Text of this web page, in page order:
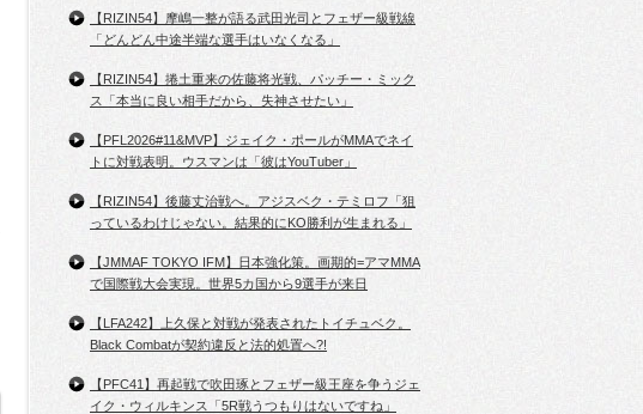
【RIZIN54】摩嶋一整が語る武田光司とフェザー級戦線
「どんどん中途半端な選手はいなくなる」
【RIZIN54】捲土重来の佐藤将光戦、パッチー・ミック
ス「本当に良い相手だから、失神させたい」
【PFL2026#11&MVP】ジェイク・ポールがMMAでネイ
トに対戦表明。ウスマンは「彼はYouTuber」
【RIZIN54】後藤丈治戦へ。アジスベク・テミロフ「狙
っているわけじゃない。結果的にKO勝利が生まれる」
【JMMAF TOKYO IFM】日本強化策。画期的=アマMMA
で国際戦大会実現。世界5カ国から9選手が来日
【LFA242】上久保と対戦が発表されたトイチュベク。
Black Combatが契約違反と法的処置へ?!
【PFC41】再起戦で吹田琢とフェザー級王座を争うジェ
イク・ウィルキンス「5R戦うつもりはないですね」